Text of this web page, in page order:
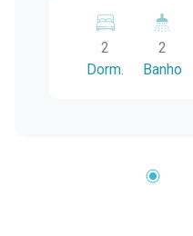
próximo à Av. Dom
busca um lar
acabamentos de alto padrão.
condicionado para o
2
Dorm.
2
Banho